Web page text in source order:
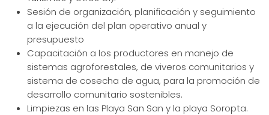
Sesión de organización, planificación y seguimiento
a la ejecución del plan operativo anual y
presupuesto
Capacitación a los productores en manejo de
sistemas agroforestales, de viveros comunitarios y
sistema de cosecha de agua, para la promoción de
desarrollo comunitario sostenibles.
Limpiezas en las Playa San San y la playa Soropta.